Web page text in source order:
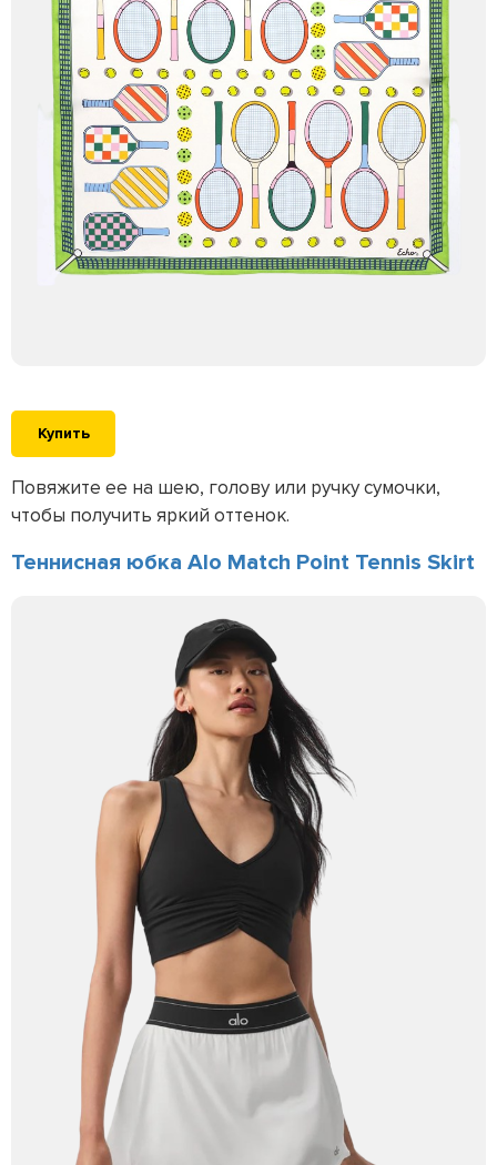
Купить
Повяжите ее на шею, голову или ручку сумочки,
чтобы получить яркий оттенок.
Теннисная юбка Alo Match Point Tennis Skirt